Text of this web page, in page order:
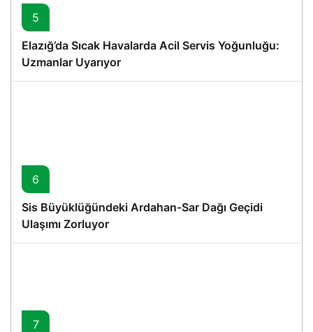
5
Elazığ’da Sıcak Havalarda Acil Servis Yoğunluğu:
Uzmanlar Uyarıyor
6
Sis Büyüklüğündeki Ardahan-Sar Dağı Geçidi
Ulaşımı Zorluyor
7